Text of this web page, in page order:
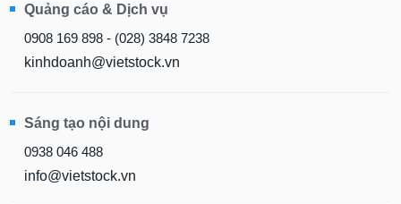
Quảng cáo & Dịch vụ
0908 169 898 - (028) 3848 7238
kinhdoanh@vietstock.vn
Sáng tạo nội dung
0938 046 488
info@vietstock.vn
TIÊU